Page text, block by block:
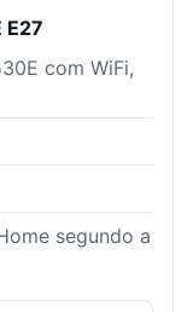
E27
com WiFi,
segundo a